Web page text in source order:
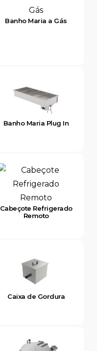
Banho Maria a Gás
Banho Maria Plug In
Cabeçote Refrigerado
Remoto
Caixa de Gordura